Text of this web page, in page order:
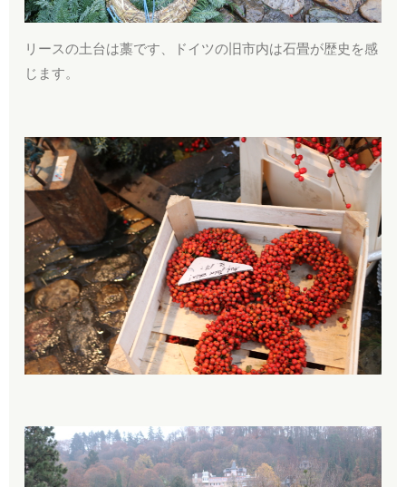
リースの土台は藁です、ドイツの旧市内は石畳が歴史を感
じます。